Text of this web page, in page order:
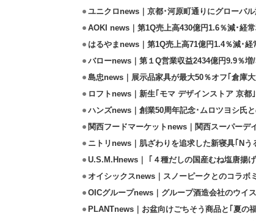
ユニクロnews｜京都･河原町通りにグローバ
AOKI news｜第1Q売上高430億円1.6％減･経
はるやまnews｜第1Q売上高71億円1.4％減･経
バローnews｜第１Q営業収益2434億円9.9％
島忠news｜展示品家具が最大50％オフ｢倉庫
ロフトnews｜新生｢モマ デザインストア 京都
ハンズnews｜創業50周年記念･ムロツヨシ氏
関西フードマーケットnews｜関西スーパーデ
ニトリnews｜肌ざわりを追求した新寝具｢Nう
U.S.M.Hnews｜ ｢４種だしの国産むね塩唐揚
オイシックスnews｜スノーピークとのコラボ
OICグループnews｜グループ酒造会社のウイ
PLANTnews｜お盆向けごちそう商品と｢夏の